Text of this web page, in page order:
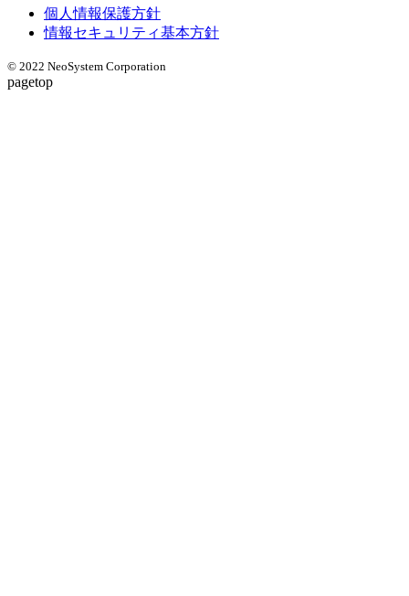
個人情報保護方針
情報セキュリティ基本方針
© 2022 NeoSystem Corporation
pagetop